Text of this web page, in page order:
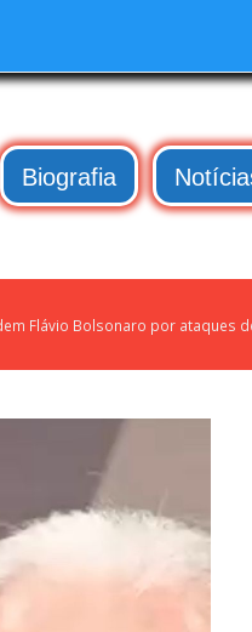
Biografia
Flávio Bolsonaro por ataques